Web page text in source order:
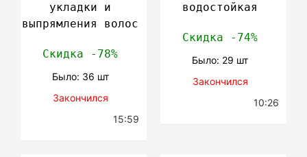
укладки и
выпрямления волос
Скидка -78%
Было: 36 шт
Закончился
15:59
водостойкая
Скидка -74%
Было: 29 шт
Закончился
10:26